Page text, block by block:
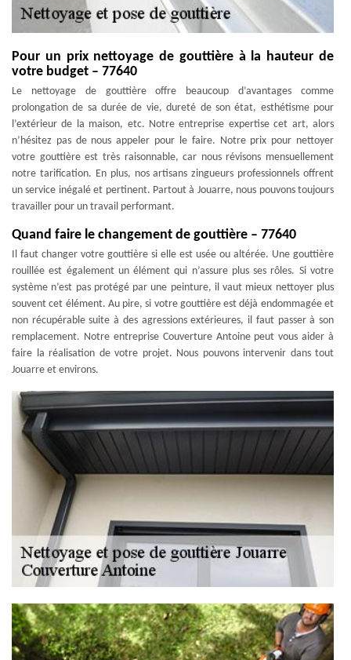
Pour un prix nettoyage de gouttière à la hauteur de
votre budget – 77640
Le nettoyage de gouttière offre beaucoup d’avantages comme
prolongation de sa durée de vie, dureté de son état, esthétisme pour
l’extérieur de la maison, etc. Notre entreprise expertise cet art, alors
n’hésitez pas de nous appeler pour le faire. Notre prix pour nettoyer
votre gouttière est très raisonnable, car nous révisons mensuellement
notre tarification. En plus, nos artisans zingueurs professionnels offrent
un service inégalé et pertinent. Partout à Jouarre, nous pouvons toujours
travailler pour un travail performant.
Quand faire le changement de gouttière – 77640
Il faut changer votre gouttière si elle est usée ou altérée. Une gouttière
rouillée est également un élément qui n’assure plus ses rôles. Si votre
système n’est pas protégé par une peinture, il vaut mieux nettoyer plus
souvent cet élément. Au pire, si votre gouttière est déjà endommagée et
non récupérable suite à des agressions extérieures, il faut passer à son
remplacement. Notre entreprise Couverture Antoine peut vous aider à
faire la réalisation de votre projet. Nous pouvons intervenir dans tout
Jouarre et environs.